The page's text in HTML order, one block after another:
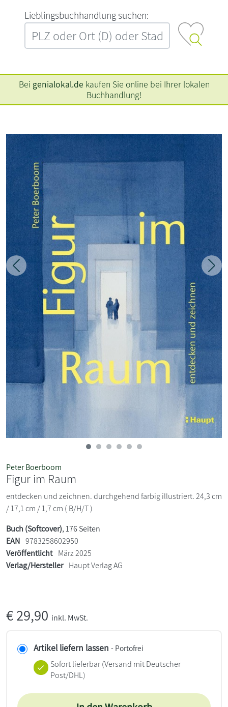
L‍i‍e‍b‍l‍i‍n‍g‍s‍b‍u‍c‍h‍h‍a‍n‍d‍l‍u‍n‍g‍ ‍s‍u‍c‍h‍e‍n‍:‍
Bei genialokal.de kaufen Sie online bei Ihrer lokalen
Buchhandlung!
Zurück
Peter Boerboom
Figur im Raum
entdecken und zeichnen. durchgehend farbig illustriert. 24,3 cm
/ 17,1 cm / 1,7 cm ( B/H/T )
Buch (Softcover), 176 Seiten
EAN 9783258602950
Veröffentlicht März 2025
Verlag/Hersteller Haupt Verlag AG
€29,90 inkl. MwSt.
Artikel liefern lassen - Portofrei
Sofort lieferbar(Versand mit Deutscher
Post/DHL)